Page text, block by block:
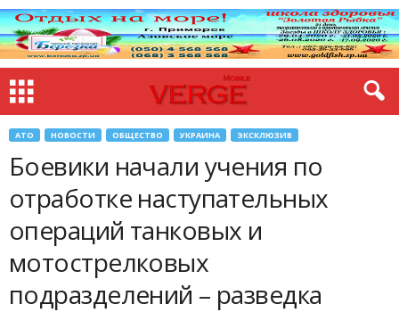
АТО НОВОСТИ ОБЩЕСТВО УКРАИНА ЭКСКЛЮЗИВ
Боевики начали учения по
отработке наступательных
операций танковых и
мотострелковых
подразделений – разведка